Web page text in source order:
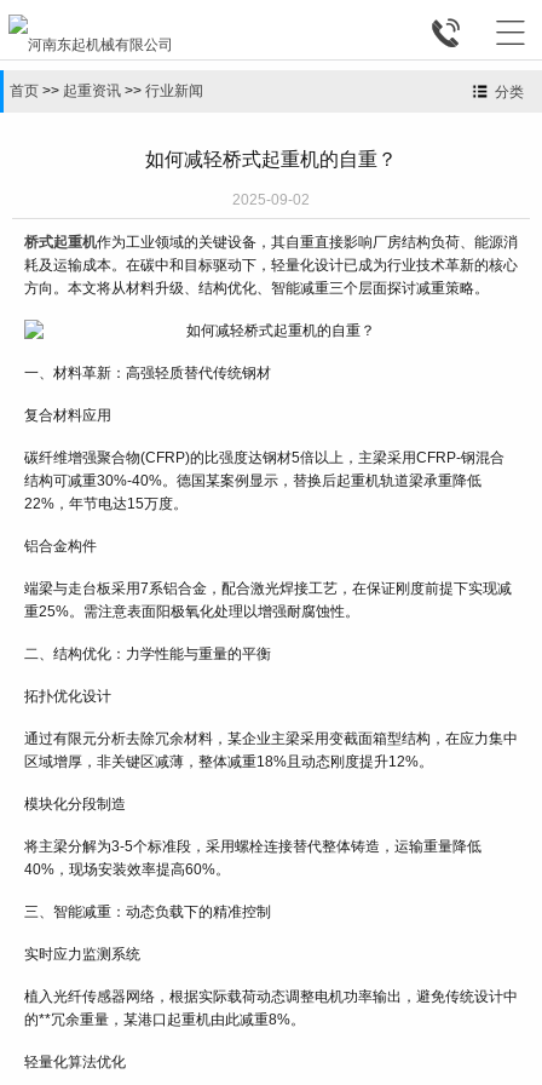


分类
首页 >> 起重资讯 >> 行业新闻
如何减轻桥式起重机的自重？
2025-09-02
桥式起重机作为工业领域的关键设备，其自重直接影响厂房结构负荷、能源消
耗及运输成本。在碳中和目标驱动下，轻量化设计已成为行业技术革新的核心
方向。本文将从材料升级、结构优化、智能减重三个层面探讨减重策略。
一、材料革新：高强轻质替代传统钢材
复合材料应用
碳纤维增强聚合物(CFRP)的比强度达钢材5倍以上，主梁采用CFRP-钢混合
结构可减重30%-40%。德国某案例显示，替换后起重机轨道梁承重降低
22%，年节电达15万度。
铝合金构件
端梁与走台板采用7系铝合金，配合激光焊接工艺，在保证刚度前提下实现减
重25%。需注意表面阳极氧化处理以增强耐腐蚀性。
二、结构优化：力学性能与重量的平衡
拓扑优化设计
通过有限元分析去除冗余材料，某企业主梁采用变截面箱型结构，在应力集中
区域增厚，非关键区减薄，整体减重18%且动态刚度提升12%。
模块化分段制造
将主梁分解为3-5个标准段，采用螺栓连接替代整体铸造，运输重量降低
40%，现场安装效率提高60%。
三、智能减重：动态负载下的精准控制
实时应力监测系统
植入光纤传感器网络，根据实际载荷动态调整电机功率输出，避免传统设计中
的**冗余重量，某港口起重机由此减重8%。
轻量化算法优化